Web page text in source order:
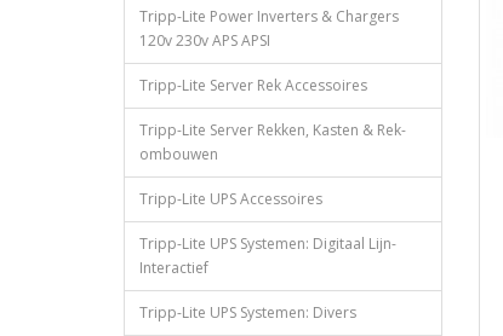
Tripp-Lite Power Inverters & Chargers
120v 230v APS APSI
Tripp-Lite Server Rek Accessoires
Tripp-Lite Server Rekken, Kasten & Rek-
ombouwen
Tripp-Lite UPS Accessoires
Tripp-Lite UPS Systemen: Digitaal Lijn-
Interactief
Tripp-Lite UPS Systemen: Divers